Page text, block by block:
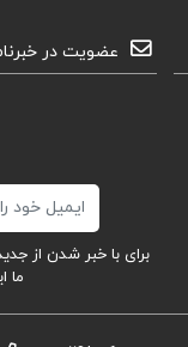
عضویت در
ایمیل
برای با خبر شدن از
ما